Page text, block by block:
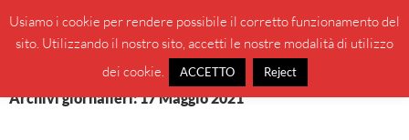
contenuto
BeppeBlog
MENU
Archivi giornalieri: 17 Maggio 2021
Usiamo i cookie per rendere possibile il corretto funzionamento del
sito. Utilizzando il nostro sito, accetti le nostre modalità di utilizzo
dei cookie.
ACCETTO Reject